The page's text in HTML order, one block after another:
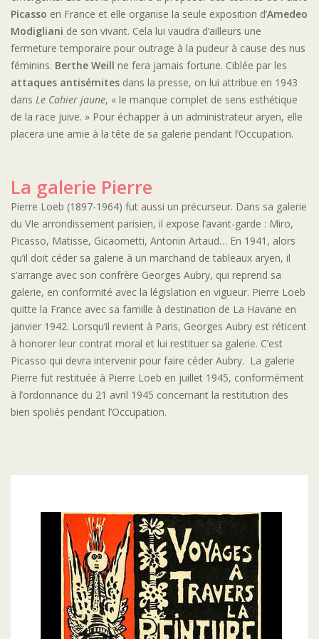
Picasso en France et elle organise la seule exposition d’Amedeo
Modigliani de son vivant. Cela lui vaudra d’ailleurs une
fermeture temporaire pour outrage à la pudeur à cause des nus
féminins. Berthe Weill ne fera jamais fortune. Ciblée par les
attaques antisémites dans la presse, on lui attribue en 1943
dans Le Cahier jaune, « le manque complet de sens esthétique
de la race juive. » Pour échapper à un administrateur aryen, elle
placera une amie à la tête de sa galerie pendant l’Occupation.
La galerie Pierre
Pierre Loeb (1897-1964) fut aussi un précurseur. Dans sa galerie
du VIe arrondissement parisien, il expose l’avant-garde : Miro,
Picasso, Matisse, Gicaometti, Antonin Artaud… En 1941, alors
qu’il doit céder sa galerie à un marchand de tableaux aryen, il
s’arrange avec son confrère Georges Aubry, qui reprend sa
galerie, en conformité avec la législation en vigueur. Pierre Loeb
quitte la France avec sa famille à destination de La Havane en
janvier 1942. Lorsqu’il revient à Paris, Georges Aubry est réticent
à honorer leur contrat moral et lui restituer sa galerie. C’est
Picasso qui devra intervenir pour faire céder Aubry. La galerie
Pierre fut restituée à Pierre Loeb en juillet 1945, conformément
à l’ordonnance du 21 avril 1945 concernant la restitution des
bien spoliés pendant l’Occupation.